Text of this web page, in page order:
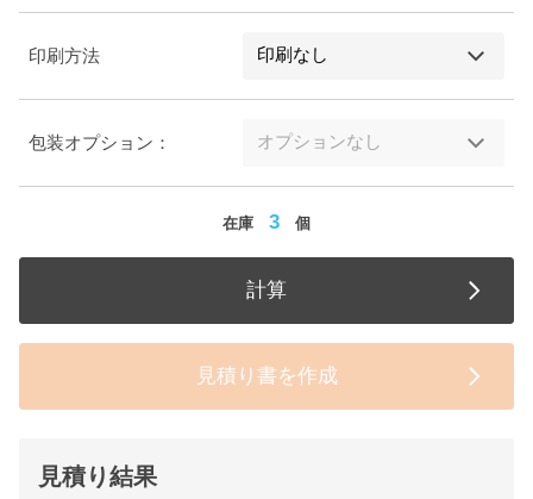
印刷方法
包装オプション：
在庫 3 個
計算
見積り書を作成
見積り結果